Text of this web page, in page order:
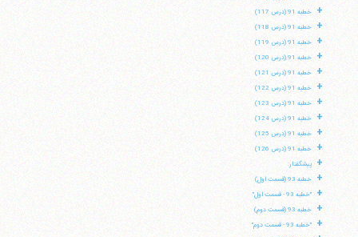
+ خطبه 91 (درس 117)
+ خطبه 91 (درس 118)
+ خطبه 91 (درس 119)
+ خطبه 91 (درس 120)
+ خطبه 91 (درس 121)
+ خطبه 91 (درس 122)
+ خطبه 91 (درس 123)
+ خطبه 91 (درس 124)
+ خطبه 91 (درس 125)
+ خطبه 91 (درس 126)
+ پیشگفتار:
+ خطبه 93 (قسمت اول)
+ "خطبه 93 - قسمت اول"
+ خطبه 93 (قسمت دوم)
+ "خطبه 93 - قسمت دوم"